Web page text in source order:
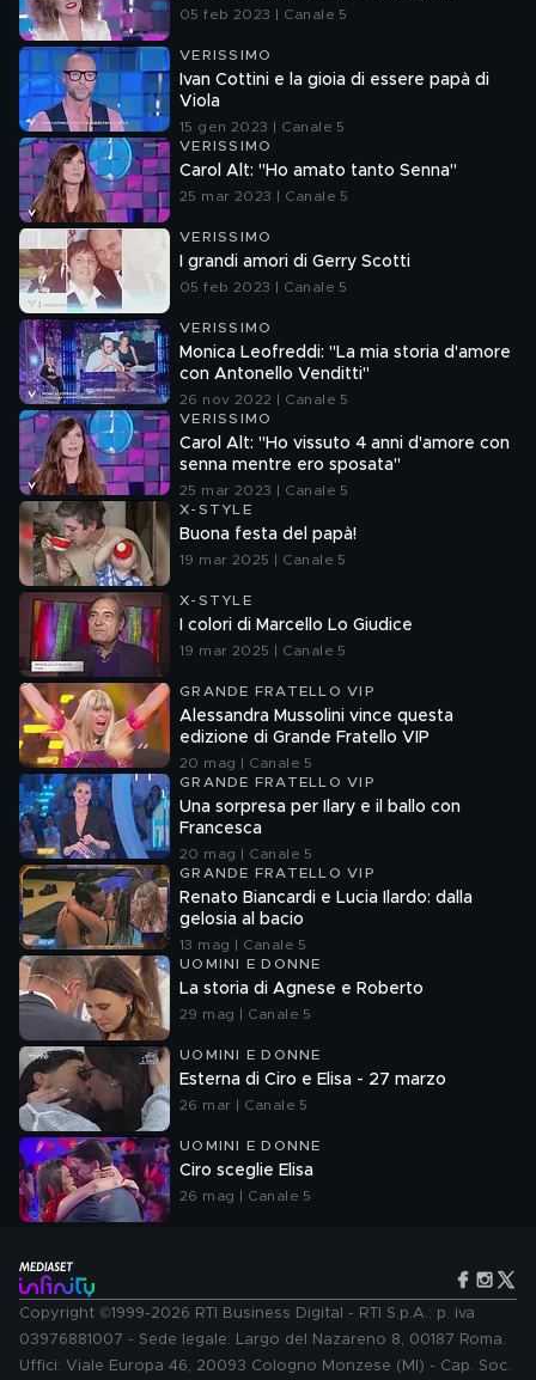
05 feb 2023 | Canale 5
VERISSIMO
Ivan Cottini e la gioia di essere papà di
Viola
15 gen 2023 | Canale 5
VERISSIMO
Carol Alt: "Ho amato tanto Senna"
25 mar 2023 | Canale 5
VERISSIMO
I grandi amori di Gerry Scotti
05 feb 2023 | Canale 5
VERISSIMO
Monica Leofreddi: "La mia storia d'amore
con Antonello Venditti"
26 nov 2022 | Canale 5
VERISSIMO
Carol Alt: "Ho vissuto 4 anni d'amore con
senna mentre ero sposata"
25 mar 2023 | Canale 5
X-STYLE
Buona festa del papà!
19 mar 2025 | Canale 5
X-STYLE
I colori di Marcello Lo Giudice
19 mar 2025 | Canale 5
GRANDE FRATELLO VIP
Alessandra Mussolini vince questa
edizione di Grande Fratello VIP
20 mag | Canale 5
GRANDE FRATELLO VIP
Una sorpresa per Ilary e il ballo con
Francesca
20 mag | Canale 5
GRANDE FRATELLO VIP
Renato Biancardi e Lucia Ilardo: dalla
gelosia al bacio
13 mag | Canale 5
UOMINI E DONNE
La storia di Agnese e Roberto
29 mag | Canale 5
UOMINI E DONNE
Esterna di Ciro e Elisa - 27 marzo
26 mar | Canale 5
UOMINI E DONNE
Ciro sceglie Elisa
26 mag | Canale 5
Copyright ©1999-2026 RTI Business Digital - RTI S.p.A.: p. iva
03976881007 - Sede legale: Largo del Nazareno 8, 00187 Roma.
Uffici: Viale Europa 46, 20093 Cologno Monzese (MI) - Cap. Soc.